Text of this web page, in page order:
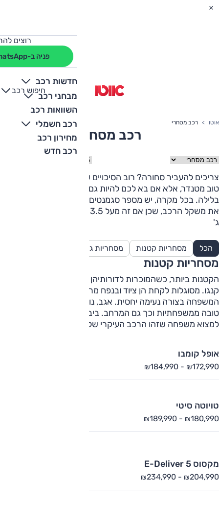
רוצים
פניה ב-WhatsApp
חדשות רכב
מבחני רכב
השוואות רכב
רכב חשמלי
מחירון רכב
רכב חדש
חיפוש רכב
+
-
אוטו רכב מסחרי
רכב מסחרי
בחר קטגוריה בחר שנה
צריכים להעביר סחורה? רוב הסיכויים שאלו הכלים שיעשו זאת
טוב מטנדר, אלא אם בא לכם להיות גם השומרים של הציוד
בלילה. בכל מקרה, יש מספר סגמנטים, לפי גודל. חשוב לבדוק
ג'
הכל מסחריות קטנות מסחריות גדולות
מסחריות קטנות
הקטנות ביותר, כשהמוכרות לדורותיהן היו סיטרואן ברלינגו ורנו
קנגו. מסוגלות לקחת הן ציוד ובנפח מרשים והן להוביל את
המשפחה בצורה נעימה יחסית. אגב, נוחות הנסיעה לרוב, אף
טובה ממשפחתיות וכך גם המרחב. ביבשת הישנה, זה נפוץ למדי
למצוא משפחה שזהו הרכב העיקרי שלה
אופל קומבו
₪172,990
-
₪184,990
טויוטה סיטי
₪180,990
-
₪189,990
מקסוס E-Deliver 5
₪204,990
-
₪234,990